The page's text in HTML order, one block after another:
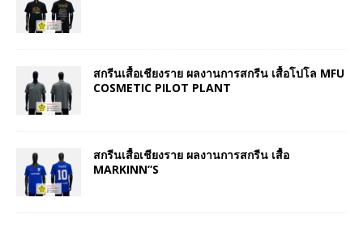
สกรีนเสื้อเชียงราย ผลงานการสกรีน เสื้อโปโล MFU
COSMETIC PILOT PLANT
สกรีนเสื้อเชียงราย ผลงานการสกรีน เสื้อ
MARKINN”S